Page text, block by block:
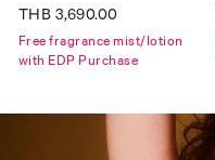
THB 3,690.00
Free fragrance mist/lotion
with EDP Purchase